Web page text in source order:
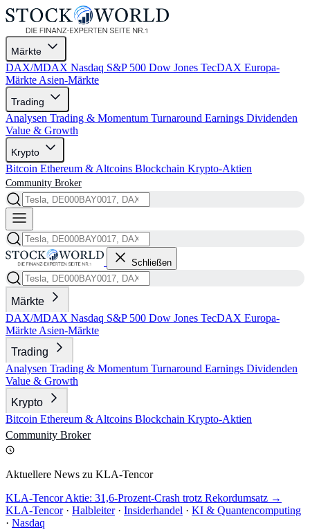
Märkte
DAX/MDAX Nasdaq S&P 500 Dow Jones TecDAX Europa-
Märkte Asien-Märkte
Trading
Analysen Trading & Momentum Turnaround Earnings Dividenden
Value & Growth
Krypto
Bitcoin Ethereum & Altcoins Blockchain Krypto-Aktien
Community Broker
Schließen
Märkte
DAX/MDAX Nasdaq S&P 500 Dow Jones TecDAX Europa-
Märkte Asien-Märkte
Trading
Analysen Trading & Momentum Turnaround Earnings Dividenden
Value & Growth
Krypto
Bitcoin Ethereum & Altcoins Blockchain Krypto-Aktien
Community Broker
Aktuellere News zu KLA-Tencor
KLA-Tencor Aktie: 31,6-Prozent-Crash trotz Rekordumsatz →
KLA-Tencor · Halbleiter · Insiderhandel · KI & Quantencomputing
· Nasdaq